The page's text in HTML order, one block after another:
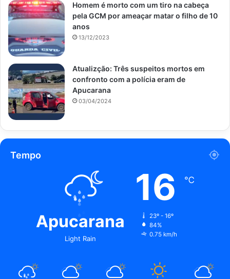
Homem é morto com um tiro na cabeça
pela GCM por ameaçar matar o filho de 10
anos
13/12/2023
Atualizção: Três suspeitos mortos em
confronto com a polícia eram de
Apucarana
03/04/2024
Tempo
Apucarana
Light Rain
16 ℃
23º - 16º
84%
0.75 km/h